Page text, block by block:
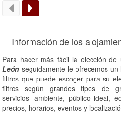
Información de los
Para hacer más fácil la elección de
León seguidamente le ofrecemos
filtros que puede escoger para su
filtros según grandes tipos de
servicios, ambiente, público ideal,
precios, horarios, eventos y